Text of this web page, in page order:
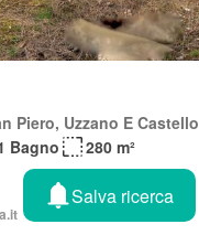
Piero, Uzzano E Castello
Bagno
280 m²
Salva ricerca